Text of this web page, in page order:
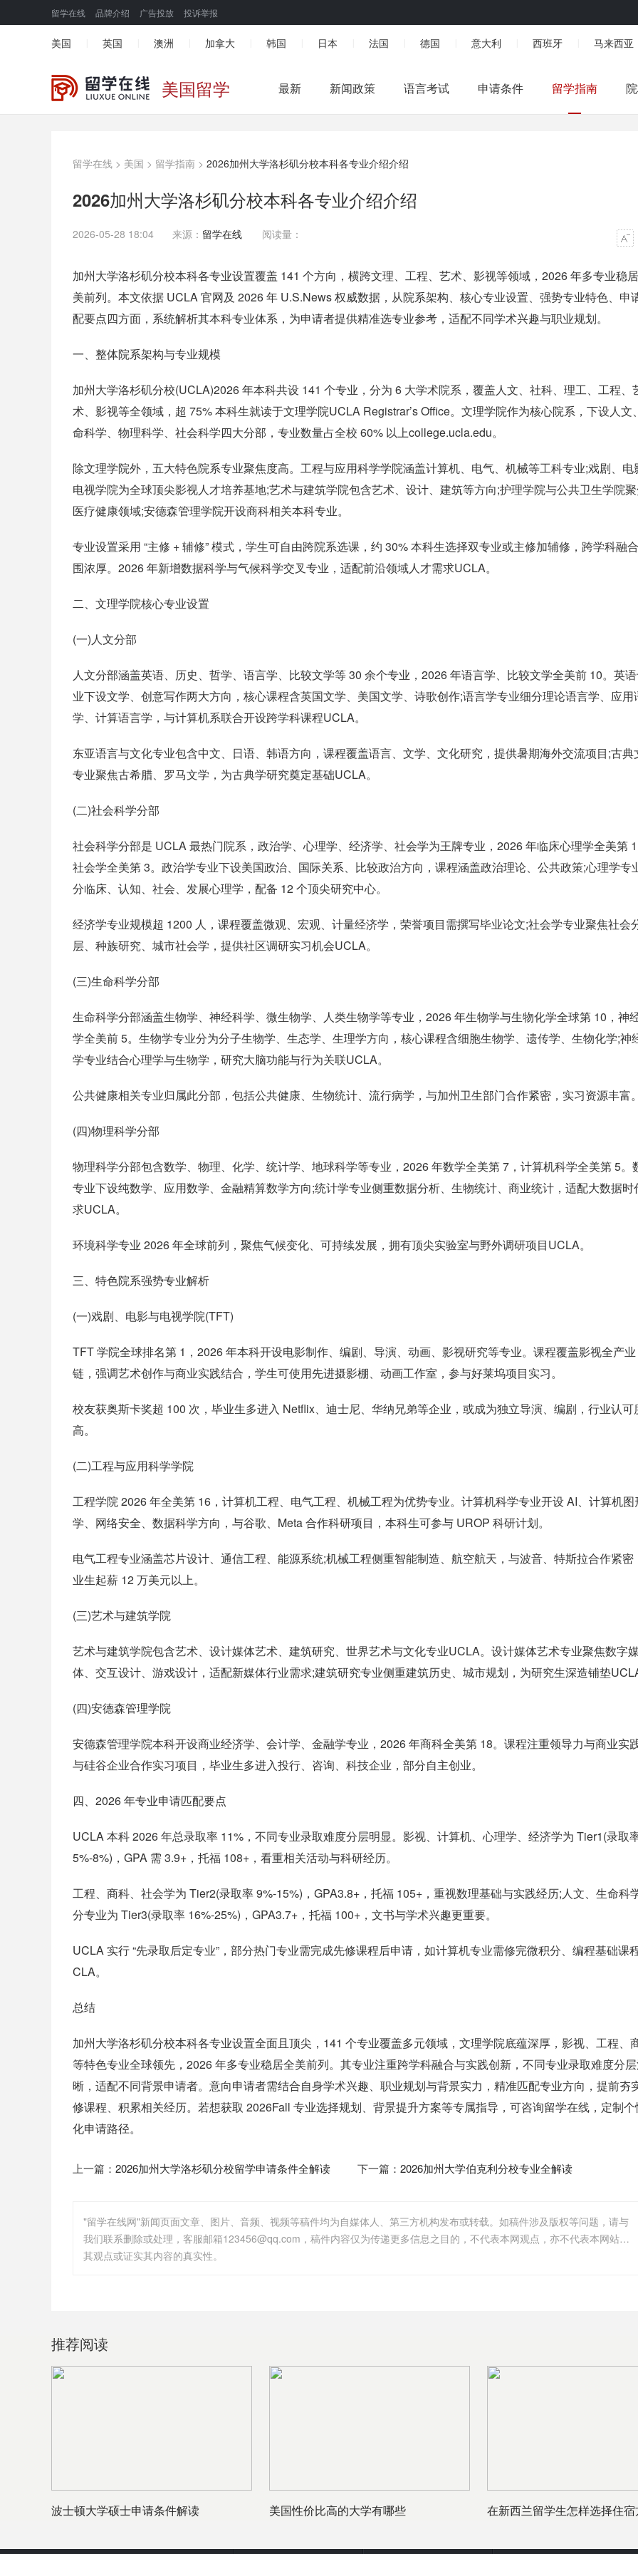
留学在线 品牌介绍 广告投放 投诉举报
美国 英国 澳洲 加拿大 韩国 日本 法国 德国 意大利 西班牙 马来西亚
美国留学 最新 新闻政策 语言考试 申请条件 留学指南
留学在线 > 美国 > 留学指南 > 2026加州大学洛杉矶分校本科各专业介绍介绍
2026加州大学洛杉矶分校本科各专业介绍介绍
2026-05-28 18:04 来源： 留学在线 阅读量：
加州大学洛杉矶分校本科各专业设置覆盖 141 个方向，横跨文理、工程、艺术、影视等领域，2026 年多专业稳
美前列。本文依据 UCLA 官网及 2026 年 U.S.News 权威数据，从院系架构、核心专业设置、强势专业特色、申
配要点四方面，系统解析其本科专业体系，为申请者提供精准选专业参考，适配不同学术兴趣与职业规划。
一、整体院系架构与专业规模
加州大学洛杉矶分校(UCLA)2026 年本科共设 141 个专业，分为 6 大学术院系，覆盖人文、社科、理工、工程、
术、影视等全领域，超 75% 本科生就读于文理学院UCLA Registrar’s Office。文理学院作为核心院系，下设人文
命科学、物理科学、社会科学四大分部，专业数量占全校 60% 以上college.ucla.edu。
除文理学院外，五大特色院系专业聚焦度高。工程与应用科学学院涵盖计算机、电气、机械等工科专业;戏剧、电
电视学院为全球顶尖影视人才培养基地;艺术与建筑学院包含艺术、设计、建筑等方向;护理学院与公共卫生学院
医疗健康领域;安德森管理学院开设商科相关本科专业。
专业设置采用 “主修 + 辅修” 模式，学生可自由跨院系选课，约 30% 本科生选择双专业或主修加辅修，跨学科融
围浓厚。2026 年新增数据科学与气候科学交叉专业，适配前沿领域人才需求UCLA。
二、文理学院核心专业设置
(一)人文分部
人文分部涵盖英语、历史、哲学、语言学、比较文学等 30 余个专业，2026 年语言学、比较文学全美前 10。英
业下设文学、创意写作两大方向，核心课程含英国文学、美国文学、诗歌创作;语言学专业细分理论语言学、应用
学、计算语言学，与计算机系联合开设跨学科课程UCLA。
东亚语言与文化专业包含中文、日语、韩语方向，课程覆盖语言、文学、文化研究，提供暑期海外交流项目;古典
专业聚焦古希腊、罗马文学，为古典学研究奠定基础UCLA。
(二)社会科学分部
社会科学分部是 UCLA 最热门院系，政治学、心理学、经济学、社会学为王牌专业，2026 年临床心理学全美第 1
社会学全美第 3。政治学专业下设美国政治、国际关系、比较政治方向，课程涵盖政治理论、公共政策;心理学专
分临床、认知、社会、发展心理学，配备 12 个顶尖研究中心。
经济学专业规模超 1200 人，课程覆盖微观、宏观、计量经济学，荣誉项目需撰写毕业论文;社会学专业聚焦社会
层、种族研究、城市社会学，提供社区调研实习机会UCLA。
(三)生命科学分部
生命科学分部涵盖生物学、神经科学、微生物学、人类生物学等专业，2026 年生物学与生物化学全球第 10，神
学全美前 5。生物学专业分为分子生物学、生态学、生理学方向，核心课程含细胞生物学、遗传学、生物化学;神
学专业结合心理学与生物学，研究大脑功能与行为关联UCLA。
公共健康相关专业归属此分部，包括公共健康、生物统计、流行病学，与加州卫生部门合作紧密，实习资源丰富。
(四)物理科学分部
物理科学分部包含数学、物理、化学、统计学、地球科学等专业，2026 年数学全美第 7，计算机科学全美第 5。
专业下设纯数学、应用数学、金融精算数学方向;统计学专业侧重数据分析、生物统计、商业统计，适配大数据时
求UCLA。
环境科学专业 2026 年全球前列，聚焦气候变化、可持续发展，拥有顶尖实验室与野外调研项目UCLA。
三、特色院系强势专业解析
(一)戏剧、电影与电视学院(TFT)
TFT 学院全球排名第 1，2026 年本科开设电影制作、编剧、导演、动画、影视研究等专业。课程覆盖影视全产业
链，强调艺术创作与商业实践结合，学生可使用先进摄影棚、动画工作室，参与好莱坞项目实习。
校友获奥斯卡奖超 100 次，毕业生多进入 Netflix、迪士尼、华纳兄弟等企业，或成为独立导演、编剧，行业认可
高。
(二)工程与应用科学学院
工程学院 2026 年全美第 16，计算机工程、电气工程、机械工程为优势专业。计算机科学专业开设 AI、计算机图
学、网络安全、数据科学方向，与谷歌、Meta 合作科研项目，本科生可参与 UROP 科研计划。
电气工程专业涵盖芯片设计、通信工程、能源系统;机械工程侧重智能制造、航空航天，与波音、特斯拉合作紧密
业生起薪 12 万美元以上。
(三)艺术与建筑学院
艺术与建筑学院包含艺术、设计媒体艺术、建筑研究、世界艺术与文化专业UCLA。设计媒体艺术专业聚焦数字
体、交互设计、游戏设计，适配新媒体行业需求;建筑研究专业侧重建筑历史、城市规划，为研究生深造铺垫UCLA
(四)安德森管理学院
安德森管理学院本科开设商业经济学、会计学、金融学专业，2026 年商科全美第 18。课程注重领导力与商业实
与硅谷企业合作实习项目，毕业生多进入投行、咨询、科技企业，部分自主创业。
四、2026 年专业申请匹配要点
UCLA 本科 2026 年总录取率 11%，不同专业录取难度分层明显。影视、计算机、心理学、经济学为 Tier1(录取
5%-8%)，GPA 需 3.9+，托福 108+，看重相关活动与科研经历。
工程、商科、社会学为 Tier2(录取率 9%-15%)，GPA3.8+，托福 105+，重视数理基础与实践经历;人文、生命科
分专业为 Tier3(录取率 16%-25%)，GPA3.7+，托福 100+，文书与学术兴趣更重要。
UCLA 实行 “先录取后定专业”，部分热门专业需完成先修课程后申请，如计算机专业需修完微积分、编程基础课
CLA。
总结
加州大学洛杉矶分校本科各专业设置全面且顶尖，141 个专业覆盖多元领域，文理学院底蕴深厚，影视、工程、
等特色专业全球领先，2026 年多专业稳居全美前列。其专业注重跨学科融合与实践创新，不同专业录取难度分
晰，适配不同背景申请者。意向申请者需结合自身学术兴趣、职业规划与背景实力，精准匹配专业方向，提前夯
修课程、积累相关经历。若想获取 2026Fall 专业选择规划、背景提升方案等专属指导，可咨询留学在线，定制个
化申请路径。
上一篇： 2026加州大学洛杉矶分校留学申请条件全解读 下一篇： 2026加州大学伯克利分校专业全解读
"留学在线网"新闻页面文章、图片、音频、视频等稿件均为自媒体人、第三方机构发布或转载。如稿件涉及版权等问题，请与
我们联系删除或处理，客服邮箱123456@qq.com，稿件内容仅为传递更多信息之目的，不代表本网观点，亦不代表本网站赞同
其观点或证实其内容的真实性。
推荐阅读
波士顿大学硕士申请条件解读 美国性价比高的大学有哪些 在新西兰留学生怎样选择住